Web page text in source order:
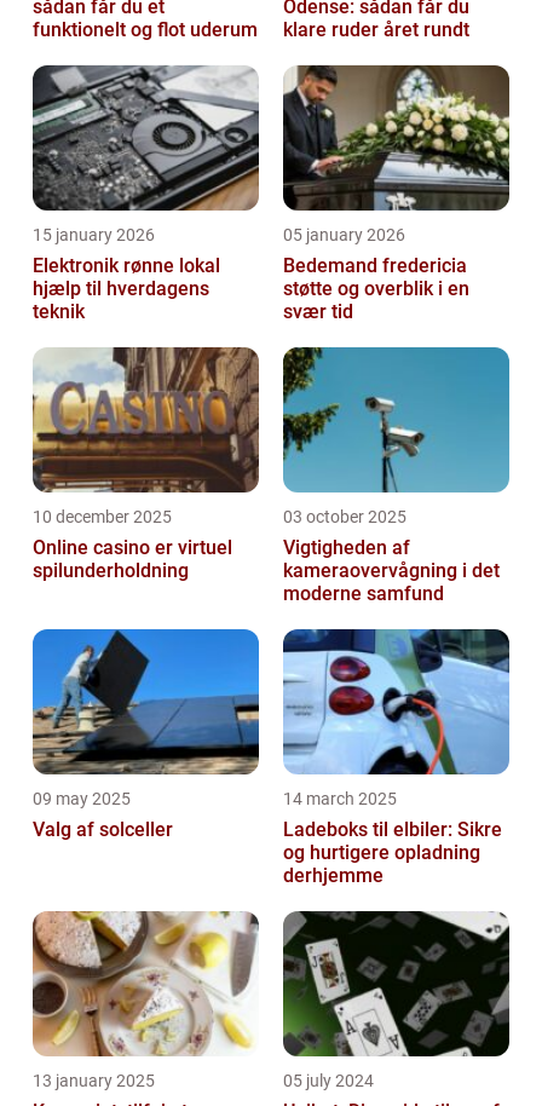
sådan får du et
funktionelt og flot uderum
Odense: sådan får du
klare ruder året rundt
15 january 2026
Elektronik rønne lokal
hjælp til hverdagens
teknik
05 january 2026
Bedemand fredericia
støtte og overblik i en
svær tid
10 december 2025
Online casino er virtuel
spilunderholdning
03 october 2025
Vigtigheden af
kameraovervågning i det
moderne samfund
09 may 2025
Valg af solceller
14 march 2025
Ladeboks til elbiler: Sikre
og hurtigere opladning
derhjemme
13 january 2025 05 july 2024